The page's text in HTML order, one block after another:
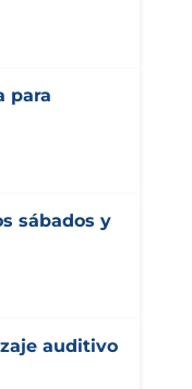
para
sábados y
auditivo